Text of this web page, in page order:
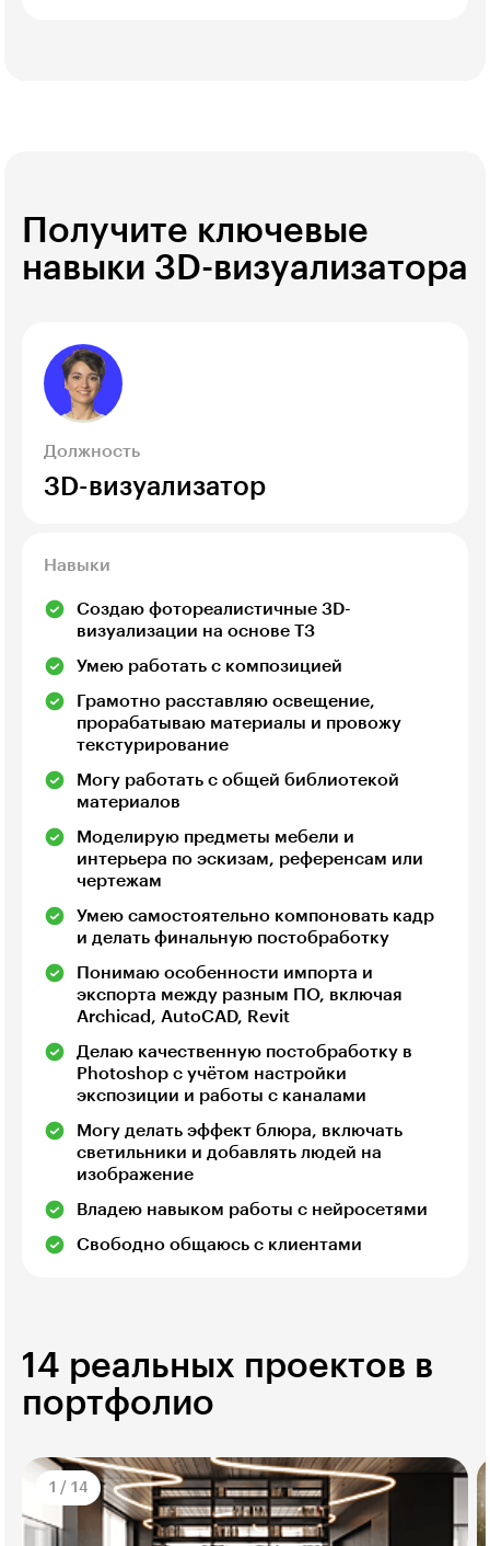
Получите ключевые
навыки 3D-визуализатора
Должность
3D-визуализатор
Навыки
Создаю фотореалистичные 3D-
визуализации на основе ТЗ
Умею работать с композицией
Грамотно расставляю освещение,
прорабатываю материалы и провожу
текстурирование
Могу работать с общей библиотекой
материалов
Моделирую предметы мебели и
интерьера по эскизам, референсам или
чертежам
Умею самостоятельно компоновать кадр
и делать финальную постобработку
Понимаю особенности импорта и
экспорта между разным ПО, включая
Archicad, AutoCAD, Revit
Делаю качественную постобработку в
Photoshop с учётом настройки
экспозиции и работы с каналами
Могу делать эффект блюра, включать
светильники и добавлять людей на
изображение
Владею навыком работы с нейросетями
Свободно общаюсь с клиентами
14 реальных проектов в
портфолио
1 / 14